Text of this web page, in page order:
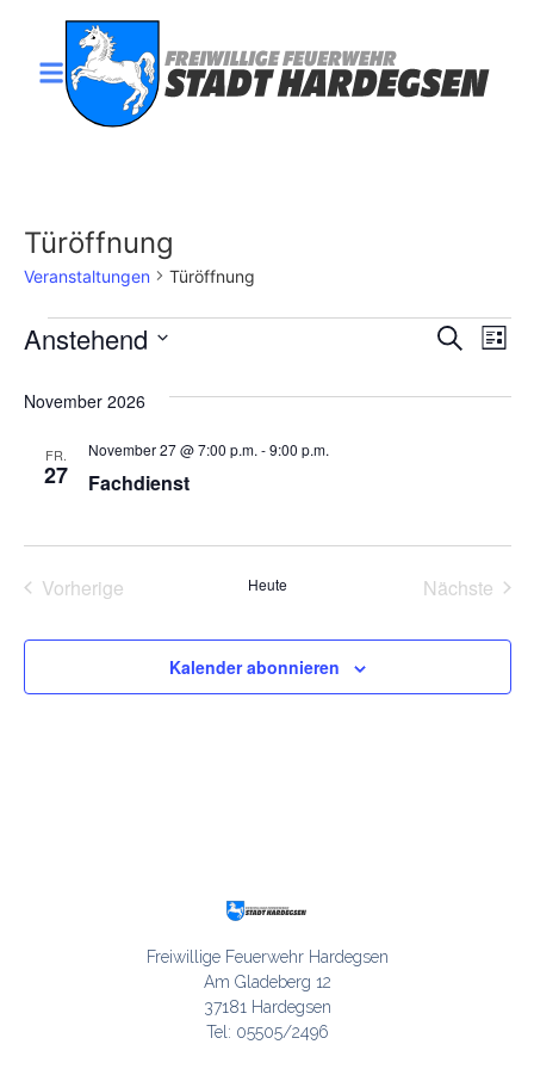
Türöffnung
Veranstaltungen Türöffnung
SucheListe
Anstehend
November 2026
FR.
27 Fachdienst
November 27 @ 7:00 p.m. -9:00 p.m.
VorherigeVeranstaltungenHeute Nächste
Kalender abonnieren
Freiwillige Feuerwehr Hardegsen
Am Gladeberg 12
37181 Hardegsen
Tel: 05505/2496